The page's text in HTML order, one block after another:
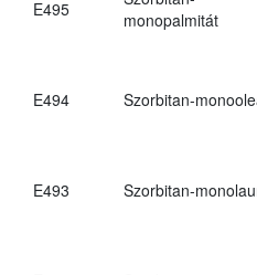
E495
monopalmitát
E494 Szorbitan-
E493 Szorbitan-